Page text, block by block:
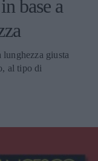
base a
giusta
al tipo di